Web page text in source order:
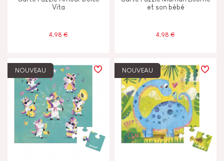
Vita
4,98 €
et son bébé
4,98 €
NOUVEAU NOUVEAU